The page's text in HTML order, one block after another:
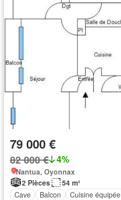
79 000 €
82 000 € 4%
Nantua, Oyonnax
2 Pièces
54 m²
Cave
Balcon Cuisine équipée